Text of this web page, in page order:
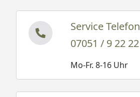
Service Telefon
07051 / 9 22 22
Mo-Fr. 8-16 Uhr